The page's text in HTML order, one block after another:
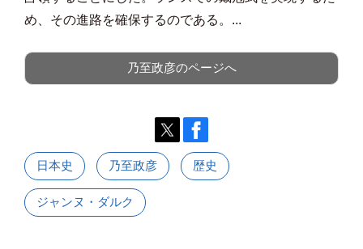
め、その進路を確保するのである。...
乃至政彦のページへ
日本史 乃至政彦 歴史
ジャンヌ・ダルク